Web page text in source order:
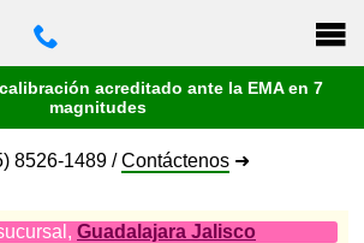
acreditado ante la EMA en 7
magnitudes
8526-1489 /Contáctenos ➜
Guadalajara Jalisco